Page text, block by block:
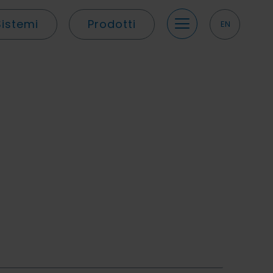
Prodotti EN